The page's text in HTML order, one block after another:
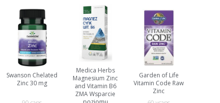
Swanson Chelated
Zinc 30 mg
Medica Herbs
Magnesium Zinc
and Vitamin B6
ZMA Wsparcie
Garden of Life
Vitamin Code Raw
Zinc